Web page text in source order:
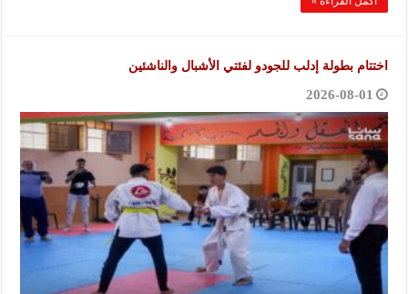
اختتام بطولة إدلب للجودو لفئتي الأشبال والناشئين‏
2026-08-01